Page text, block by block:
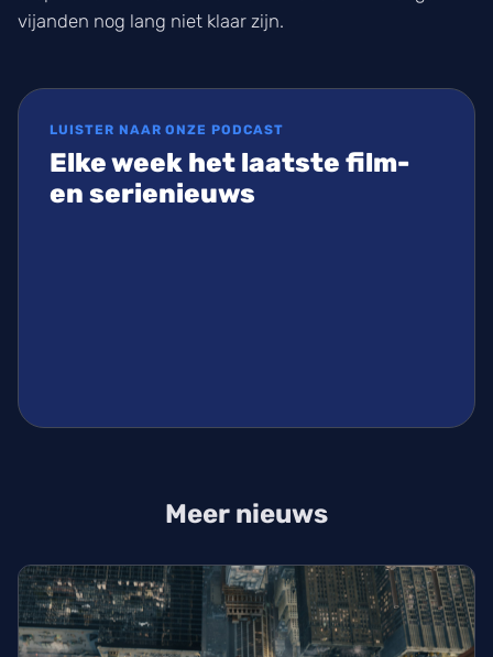
vijanden nog lang niet klaar zijn.
LUISTER NAAR ONZE PODCAST
Elke week het laatste film-
en serienieuws
Meer nieuws